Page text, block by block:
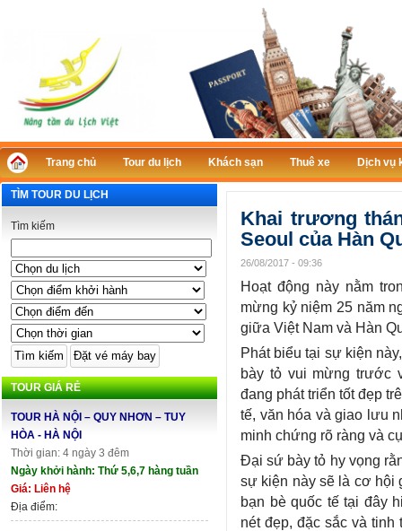
Trang chủ Tour du lịch Khách sạn Thuê xe Dịch vụ
TÌM TOUR DU LỊCH
Tìm kiếm
TOUR GIÁ RẺ
TOUR HÀ NỘI – QUY NHƠN – TUY
HÒA - HÀ NỘI
Thời gian: 4 ngày 3 đêm
Ngày khởi hành: Thứ 5,6,7 hàng tuần
Giá: Liên hệ
Địa điểm:
Khai trương
Seoul của Hàn
26/08/2017 - 09:36
Hoạt động này nằm
mừng kỷ niệm 25 năm
giữa Việt Nam và Hàn
Phát biểu tại sự kiện
bày tỏ vui mừng trước
đang phát triển tốt đẹp
tế, văn hóa và giao lưu
minh chứng rõ ràng và
Đại sứ bày tỏ hy vọng
sự kiện này sẽ là cơ hội
bạn bè quốc tế tại đây
nét đẹp, đặc sắc và tinh